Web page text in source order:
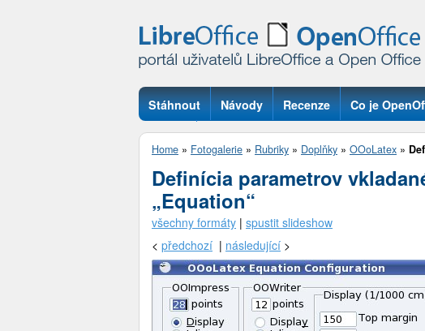
Stáhnout Návody Recenze Co je
Otázky
Home » Fotogalerie » Rubriky » Doplňky » OOoLatex »
Definícia parametrov
„Equation“
všechny formáty | spustit slideshow
< předchozí | následující >